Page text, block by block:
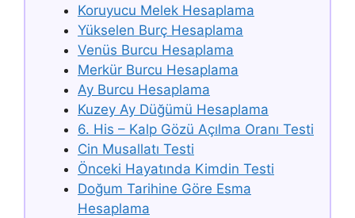
Koruyucu Melek Hesaplama
Yükselen Burç Hesaplama
Venüs Burcu Hesaplama
Merkür Burcu Hesaplama
Ay Burcu Hesaplama
Kuzey Ay Düğümü Hesaplama
6. His – Kalp Gözü Açılma Oranı Testi
Cin Musallatı Testi
Önceki Hayatında Kimdin Testi
Doğum Tarihine Göre Esma
Hesaplama